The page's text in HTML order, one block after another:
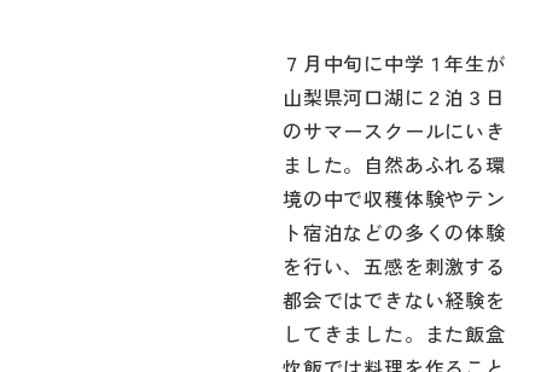
７月中旬に中学１年生が
山梨県河口湖に２泊３日
のサマースクールにいき
ました。自然あふれる環
境の中で収穫体験やテン
ト宿泊などの多くの体験
を行い、五感を刺激する
都会ではできない経験を
してきました。また飯盒